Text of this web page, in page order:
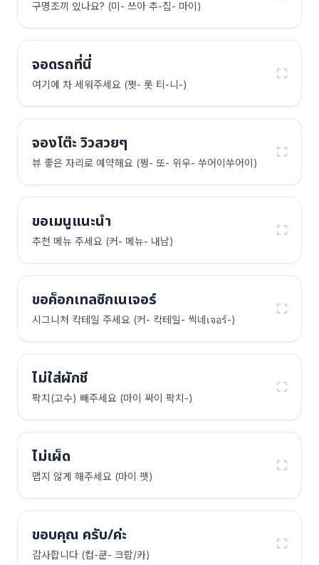
구명조끼 있나요? (미- 쓰아 추-칩- 마이)
จอดรถที่นี่
여기에 차 세워주세요 (쩟- 롯 티-니-)
จองโต๊ะ วิวสวยๆ
뷰 좋은 자리로 예약해요 (쩡- 또- 위우- 쑤어이쑤어이)
ขอเมนูแนะนำ
추천 메뉴 주세요 (커- 메뉴- 내남)
ขอค็อกเทลซิกเนเจอร์
시그니처 칵테일 주세요 (커- 칵테일- 씩네เจอร์-)
ไม่ใส่ผักชี
팍치(고수) 빼주세요 (마이 싸이 팍치-)
ไม่เผ็ด
맵지 않게 해주세요 (마이 펫)
ขอบคุณ ครับ/ค่ะ
감사합니다 (컵-쿤- 크랍/카)